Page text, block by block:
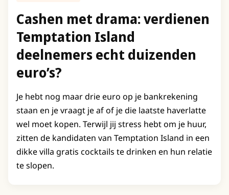
Cashen met drama: verdienen
Temptation Island
deelnemers echt duizenden
euro’s?
Je hebt nog maar drie euro op je bankrekening
staan en je vraagt je af of je die laatste haverlatte
wel moet kopen. Terwijl jij stress hebt om je huur,
zitten de kandidaten van Temptation Island in een
dikke villa gratis cocktails te drinken en hun relatie
te slopen.